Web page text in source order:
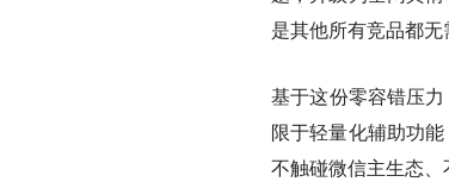
是其他所有竞品都无
基于这份零容错压
限于轻量化辅助功
不触碰微信主生态、